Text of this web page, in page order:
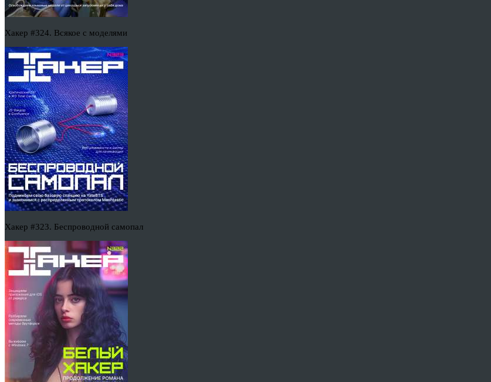
Хакер #324. Всякое с моделями
Хакер #323. Беспроводной самопал